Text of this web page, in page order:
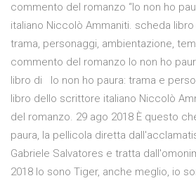
commento del romanzo “Io non ho
italiano Niccolò Ammaniti. scheda
trama, personaggi, ambientazione,
commento del romanzo Io non ho
libro di Io non ho paura: trama e
libro dello scrittore italiano Niccolò
del romanzo. 29 ago 2018 È questo
paura, la pellicola diretta
Gabriele Salvatores e tratta
2018 Io sono Tiger, anche meglio, io